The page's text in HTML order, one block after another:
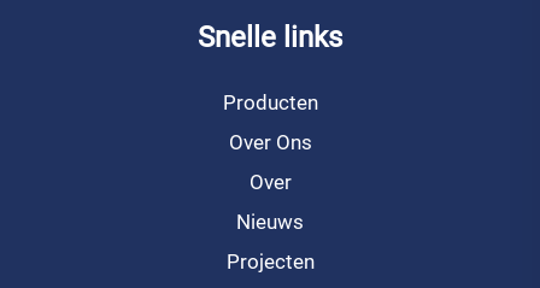
Snelle links
Producten
Over Ons
Over
Nieuws
Projecten